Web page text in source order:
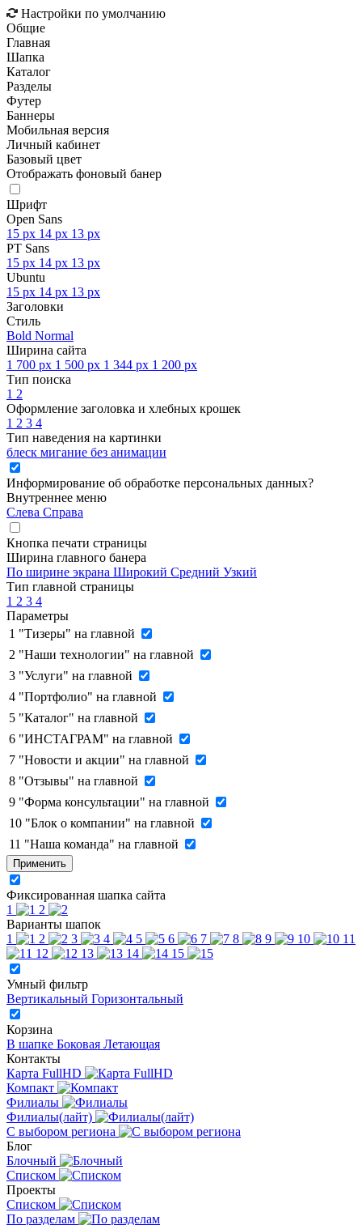
Настройки по умолчанию
Общие
Главная
Шапка
Каталог
Разделы
Футер
Баннеры
Мобильная версия
Личный кабинет
Базовый цвет
Отображать фоновый банер
Шрифт
Open Sans
15 px 14 px 13 px
PT Sans
15 px 14 px 13 px
Ubuntu
15 px 14 px 13 px
Заголовки
Стиль
Bold Normal
Ширина сайта
1 700 px 1 500 px 1 344 px 1 200 px
Тип поиска
1 2
Оформление заголовка и хлебных крошек
1 2 3 4
Тип наведения на картинки
блеск мигание без анимации
Информирование об обработке персональных данных?
Внутреннее меню
Слева Справа
Кнопка печати страницы
Ширина главного банера
По ширине экрана Широкий Средний Узкий
Тип главной страницы
1 2 3 4
Параметры
1 "Тизеры" на главной
2 "Наши технологии" на главной
3 "Услуги" на главной
4 "Портфолио" на главной
5 "Каталог" на главной
6 "ИНСТАГРАМ" на главной
7 "Новости и акции" на главной
8 "Отзывы" на главной
9 "Форма консультации" на главной
10 "Блок о компании" на главной
11 "Наша команда" на главной
Применить
Фиксированная шапка сайта
1
2
Варианты шапок
1
2 3 4 5 6 7 8 9 10
11
12
13 14 15
Умный фильтр
Вертикальный Горизонтальный
Корзина
В шапке Боковая Летающая
Контакты
Карта FullHD
Компакт
Филиалы
Филиалы(лайт)
С выбором региона
Блог
Блочный
Списком
Проекты
Списком
По разделам